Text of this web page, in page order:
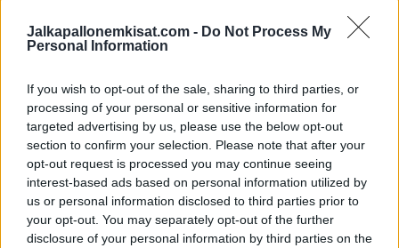
Jalkapallonemkisat.com - Do Not Process My
Personal Information
If you wish to opt-out of the sale, sharing to third parties, or
processing of your personal or sensitive information for
targeted advertising by us, please use the below opt-out
section to confirm your selection. Please note that after your
opt-out request is processed you may continue seeing
interest-based ads based on personal information utilized by
us or personal information disclosed to third parties prior to
your opt-out. You may separately opt-out of the further
disclosure of your personal information by third parties on the
Juventus-tähti Cristiano Ronaldo teki historiaa Serie A:ssa
Petteri Forsell laukoi vapaapotkusta upean maalin Puolan
pääsarjassa